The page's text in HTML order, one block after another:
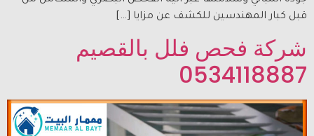
قبل كبار المهندسين للكشف عن مزايا […]
شركة فحص فلل بالقصيم
0534118887